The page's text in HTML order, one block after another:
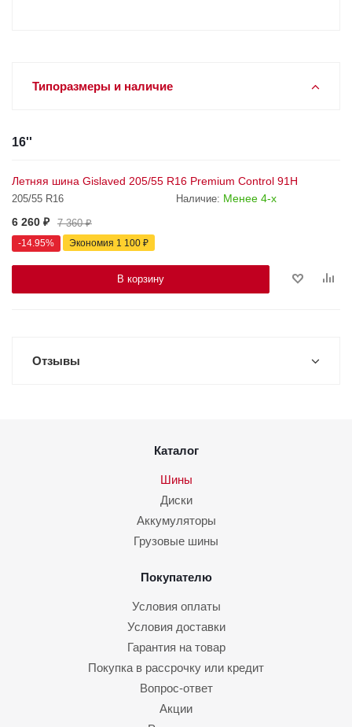
Типоразмеры и наличие
16''
Летняя шина Gislaved 205/55 R16 Premium Control 91H
205/55 R16 Наличие: Менее 4-х
6 260 ₽ 7 360₽
-14.95% Экономия 1 100 ₽
В корзину
Отзывы
Каталог
Шины
Диски
Аккумуляторы
Грузовые шины
Покупателю
Условия оплаты
Условия доставки
Гарантия на товар
Покупка в рассрочку или кредит
Вопрос-ответ
Акции